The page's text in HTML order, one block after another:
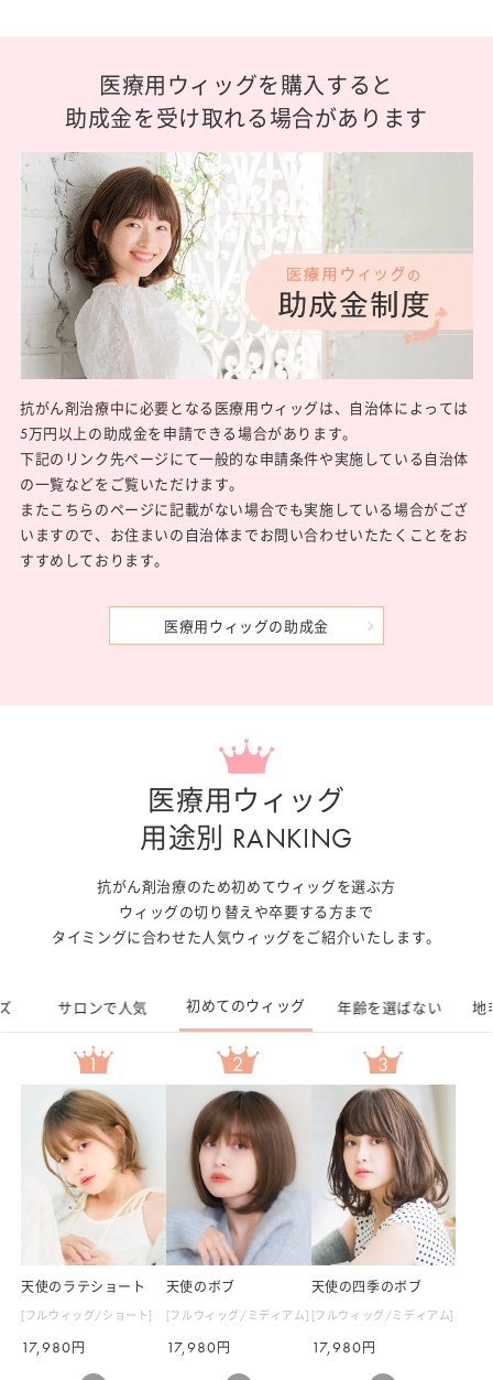
医療用ウィッグを購入すると
助成金を受け取れる場合があります
抗がん剤治療中に必要となる医療用ウィッグは、自治体によっては
5万円以上の助成金を申請できる場合があります。
下記のリンク先ページにて一般的な申請条件や実施している自治体
の一覧などをご覧いただけます。
またこちらのページに記載がない場合でも実施している場合がござ
いますので、お住まいの自治体までお問い合わせいたたくことをお
すすめしております。
医療用ウィッグの助成金
医療用ウィッグ
用途別 RANKING
抗がん剤治療のため初めてウィッグを選ぶ方
ウィッグの切り替えや卒要する方まで
タイミングに合わせた人気ウィッグをご紹介いたします。
サロンで人気 初めてのウィッグ 年齢を選ばない 地
天使のラテショート
[フルウィッグ/ショート]
通
17,980円
天使のボブ
[フルウィッグ/ミディアム]
通
17,980円
天使の四季のボブ
[フルウィッグ/ミディアム]
通
17,980円